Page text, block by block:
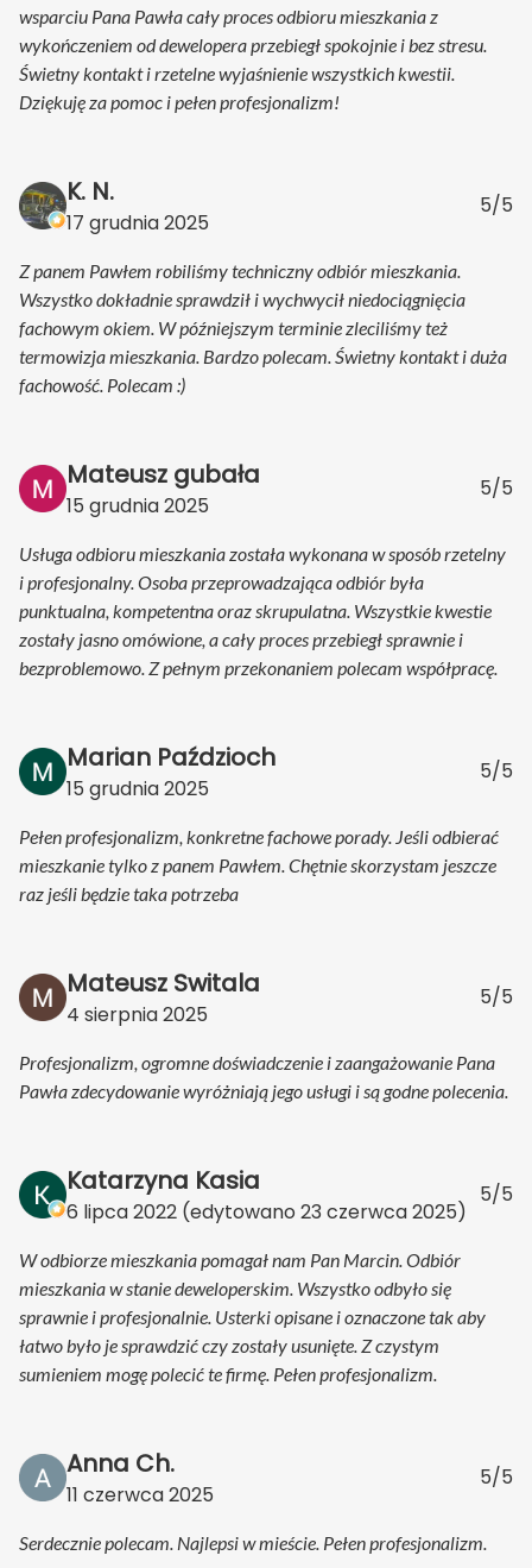
wsparciu Pana Pawła cały proces odbioru mieszkania z
wykończeniem od dewelopera przebiegł spokojnie i bez stresu.
Świetny kontakt i rzetelne wyjaśnienie wszystkich kwestii.
Dziękuję za pomoc i pełen profesjonalizm!
K. N.
17 grudnia 2025
5/5
Z panem Pawłem robiliśmy techniczny odbiór mieszkania.
Wszystko dokładnie sprawdził i wychwycił niedociągnięcia
fachowym okiem. W późniejszym terminie zleciliśmy też
termowizja mieszkania. Bardzo polecam. Świetny kontakt i duża
fachowość. Polecam :)
Mateusz gubała
15 grudnia 2025
5/5
Usługa odbioru mieszkania została wykonana w sposób rzetelny
i profesjonalny. Osoba przeprowadzająca odbiór była
punktualna, kompetentna oraz skrupulatna. Wszystkie kwestie
zostały jasno omówione, a cały proces przebiegł sprawnie i
bezproblemowo. Z pełnym przekonaniem polecam współpracę.
Marian Paździoch
15 grudnia 2025
5/5
Pełen profesjonalizm, konkretne fachowe porady. Jeśli odbierać
mieszkanie tylko z panem Pawłem. Chętnie skorzystam jeszcze
raz jeśli będzie taka potrzeba
Mateusz Switala
4 sierpnia 2025
5/5
Profesjonalizm, ogromne doświadczenie i zaangażowanie Pana
Pawła zdecydowanie wyróżniają jego usługi i są godne polecenia.
Katarzyna Kasia
6 lipca 2022 (edytowano 23 czerwca 2025)
5/5
W odbiorze mieszkania pomagał nam Pan Marcin. Odbiór
mieszkania w stanie deweloperskim. Wszystko odbyło się
sprawnie i profesjonalnie. Usterki opisane i oznaczone tak aby
łatwo było je sprawdzić czy zostały usunięte. Z czystym
sumieniem mogę polecić te firmę. Pełen profesjonalizm.
Anna Ch.
11 czerwca 2025
5/5
Serdecznie polecam. Najlepsi w mieście. Pełen profesjonalizm.